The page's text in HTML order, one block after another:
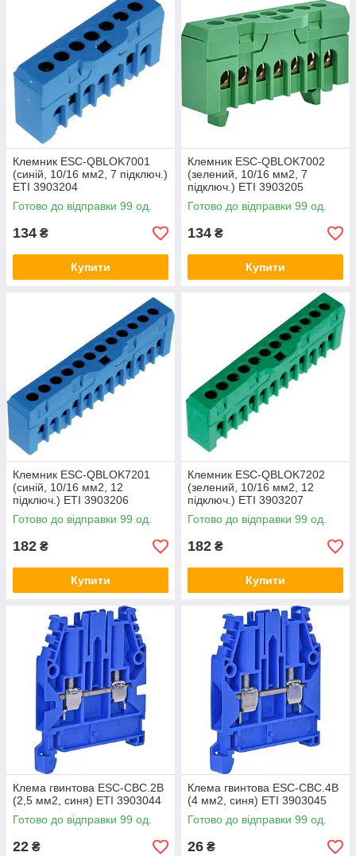
Клемник ESC-QBLOK7001
(синій, 10/16 мм2, 7 підключ.)
ETI 3903204
Готово до відправки 99 од.
134 ₴
Купити
Клемник ESC-QBLOK7002
(зелений, 10/16 мм2, 7
підключ.) ETI 3903205
Готово до відправки 99 од.
134 ₴
Купити
Клемник ESC-QBLOK7201
(синій, 10/16 мм2, 12
підключ.) ETI 3903206
Готово до відправки 99 од.
182 ₴
Купити
Клемник ESC-QBLOK7202
(зелений, 10/16 мм2, 12
підключ.) ETI 3903207
Готово до відправки 99 од.
182 ₴
Купити
Клема гвинтова ESC-CBC.2B
(2,5 мм2, синя) ETI 3903044
Готово до відправки 99 од.
22 ₴
Клема гвинтова ESC-CBC.4B
(4 мм2, синя) ETI 3903045
Готово до відправки 99 од.
26 ₴